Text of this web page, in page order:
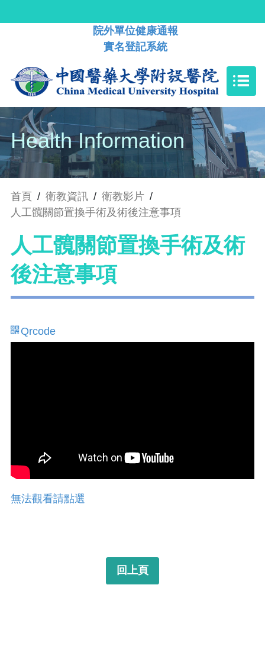
院外單位健康通報
實名登記系統
Health Information
首頁 / 衛教資訊 / 衛教影片 /
人工髖關節置換手術及術後注意事項
人工髖關節置換手術及術
後注意事項
Qrcode
無法觀看請點選
回上頁